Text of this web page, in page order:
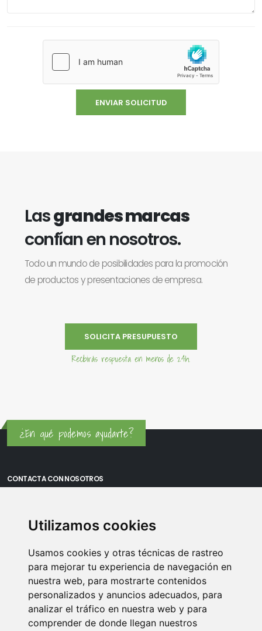
Utilizamos cookies
Usamos cookies y otras técnicas de rastreo
para mejorar tu experiencia de navegación en
nuestra web, para mostrarte contenidos
personalizados y anuncios adecuados, para
analizar el tráfico en nuestra web y para
comprender de donde llegan nuestros
Lasgrandes marcas
confían en nosotros.
Todo un mundo de posibilidades para la promoción
de productos y presentaciones de empresa.
SOLICITA PRESUPUESTO
Recibirás respuesta en menos de 24h.
¿En qué podemos ayudarte?
CONTACTA CON NOSOTROS
Oficina Vitoria: Boulevard de Salburua 8, planta 3, 01002 - Vitoria-
Email:info@memoriasusb.com